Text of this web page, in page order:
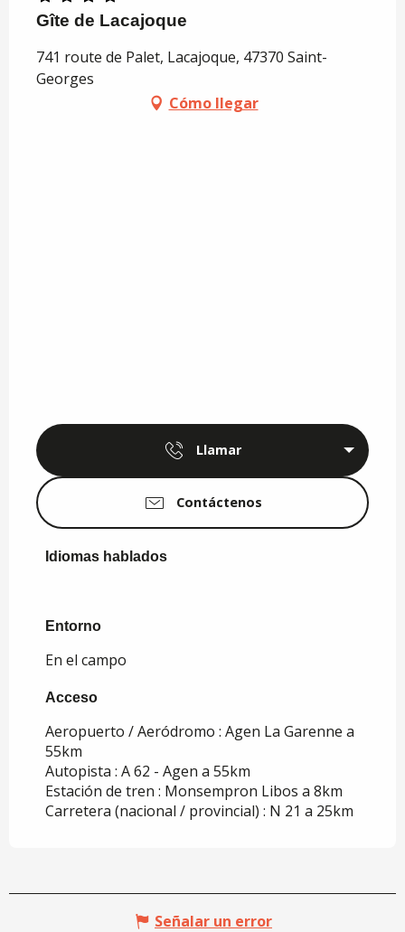
Gîte de Lacajoque
741 route de Palet, Lacajoque, 47370 Saint-
Georges
Cómo llegar
Llamar
Contáctenos
Idiomas hablados
Idiomas hablados
Entorno
Entorno
En el campo
Acceso
Acceso
Aeropuerto / Aeródromo : Agen La Garenne a
55km
Autopista : A 62 - Agen a 55km
Estación de tren : Monsempron Libos a 8km
Carretera (nacional / provincial) : N 21 a 25km
Señalar un error